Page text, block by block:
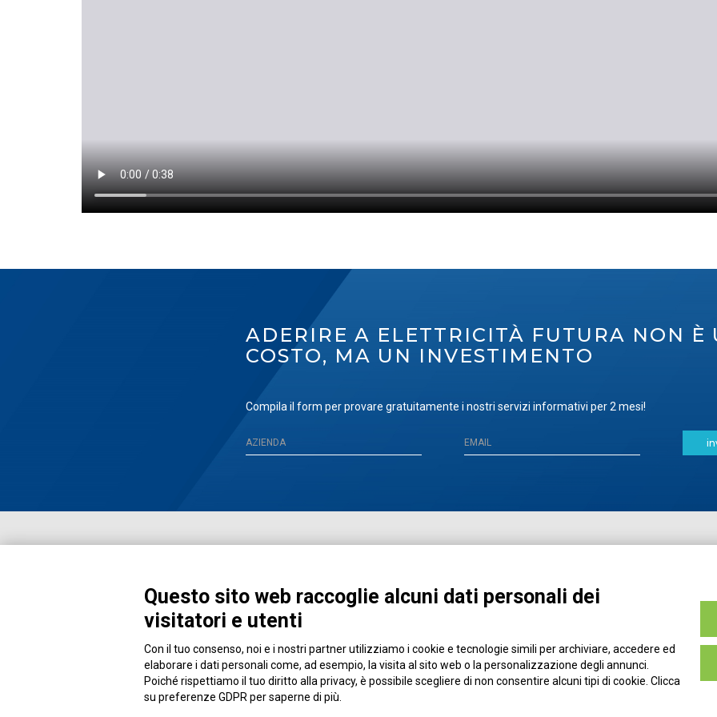
ADERIRE A ELETTRICITÀ FUTURA NON È
COSTO, MA UN INVESTIMENTO
Compila il form per provare gratuitamente i nostri servizi informativi per 2 mesi!
Piazza Alessandria, 24 - 00198 Roma
Registrati
MyPage
Filo diretto
Policy
Media
Eventi e Formazione
Credits
Questo sito web raccoglie alcuni dati personali dei
visitatori e utenti
Con il tuo consenso, noi e i nostri partner utilizziamo i cookie e tecnologie simili per archiviare, accedere ed
elaborare i dati personali come, ad esempio, la visita al sito web o la personalizzazione degli annunci.
Poiché rispettiamo il tuo diritto alla privacy, è possibile scegliere di non consentire alcuni tipi di cookie. Clicca
su preferenze GDPR per saperne di più.